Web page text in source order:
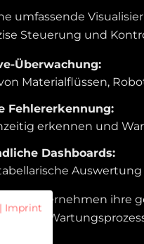
umfassende
Steuerung und
Überwachung:
Materialflüssen,
Fehlererkennung:
erkennen und
Dashboards:
Unternehmen ihre
und
| Imprint